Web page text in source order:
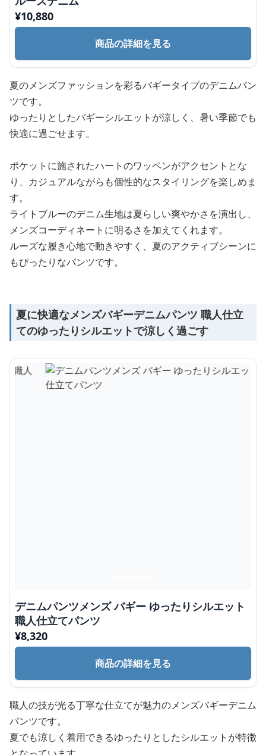
¥10,880
商品の詳細を見る
夏のメンズファッションを彩るバギータイプのデニムパン
ツです。
ゆったりとしたバギーシルエットが涼しく、暑い季節でも
快適に過ごせます。
ポケットに施されたハートのワッペンがアクセントとな
り、カジュアルながらも個性的なスタイリングを楽しめま
す。
ライトブルーのデニム生地は夏らしい爽やかさを演出し、
メンズコーディネートに明るさを加えてくれます。
ルーズな履き心地で動きやすく、夏のアクティブシーンに
もぴったりなパンツです。
夏に快適なメンズバギーデニムパンツ 職人仕立
てのゆったりシルエットで涼しく過ごす
デニムパンツメンズ バギー ゆったりシルエット
職人仕立てパンツ
¥8,320
商品の詳細を見る
職人の技が光る丁寧な仕立てが魅力のメンズバギーデニム
パンツです。
夏でも涼しく着用できるゆったりとしたシルエットが特徴